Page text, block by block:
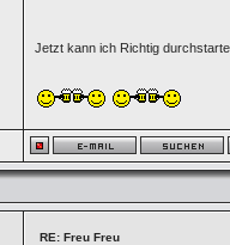
Jetzt kann ich Richtig
RE: Freu Freu